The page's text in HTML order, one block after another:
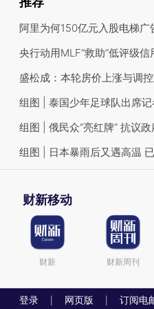
阿里为何150亿元入股电梯广
央行动用MLF“救助”低评级
盛松成：本轮房价上涨与调
组图 | 泰国少年足球队出席
组图 | 俄民众“亮红牌” 抗议
组图 | 日本暴雨后又遇高温
财新移动
财新 财新周刊
登录 网页版 订阅电